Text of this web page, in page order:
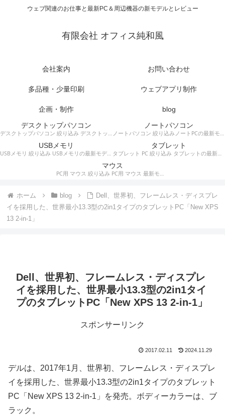
ウェブ関連のお仕事と最新PC＆周辺機器の新モデルとレビュー
有限会社 オフィス純和風
会社案内 お問い合わせ
多品種・少量印刷 ウェブアプリ制作
企画・制作
blog
デスクトップパソコン
デスクトップパソコン 絞り込み デスクトップPCの最新モデルやスペック・仕様に関する情報。
ノートパソコン
ノートパソコン 絞り込みノートPCの最新モデルやスペック・仕様に関する情報。
USBメモリ
USBメモリ 絞り込み USBメモリの最新モデルやスペック・仕様に関する情報。
タブレット
タブレット PC 絞り込み タブレットの最新モデルやスペック・仕様に関する情報。
マウス
PC用 マウス 絞り込み PC用 マウス 最新モデルやスペック・仕様に関する情報。ワイヤレスマウス、有線マウス、接続タイプなど。
ホーム blog
Dell、世界初、フレームレス・ディスプレ
イを採用した、世界最小13.3型の2in1タイプのタブレットPC「New XPS
13 2-in-1」
Dell、世界初、フレームレス・ディスプレ
イを採用した、世界最小13.3型の2in1タイ
プのタブレットPC「New XPS 13 2-in-1」
スポンサーリンク
2017.02.11 2024.11.29
デルは、2017年1月、世界初、フレームレス・ディスプレ
イを採用した、世界最小13.3型の2in1タイプのタブレット
PC「New XPS 13 2-in-1」を発売。ボディーカラーは、ブ
ラック。